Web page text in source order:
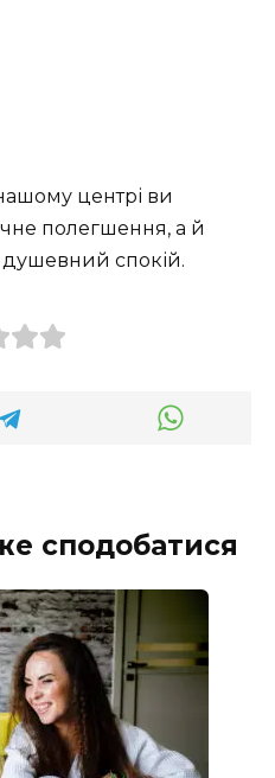
центрі ви
полегшення, а й
спокій.
сподобатися